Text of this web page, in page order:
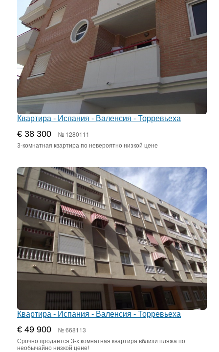
Квартира - Испания - Валенсия - Торревьеха
€ 38 300 № 1280111
3-комнатная квартира по невероятно низкой цене
Квартира - Испания - Валенсия - Торревьеха
€ 49 900 № 668113
Срочно продается 3-х комнатная квартира вблизи пляжа по
необычайно низкой цене!